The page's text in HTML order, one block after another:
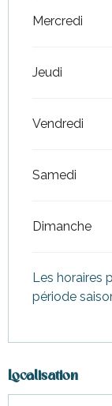
Mercredi
Jeudi
Vendredi
Samedi
Dimanche
Les horaires
période
Localisation